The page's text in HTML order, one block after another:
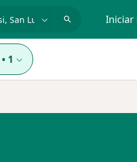
Iniciar
• 1